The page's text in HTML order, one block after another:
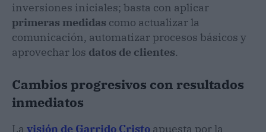
inversiones iniciales; basta con aplicar
primeras medidas como actualizar la
comunicación, automatizar procesos básicos y
aprovechar los datos de clientes.
Cambios progresivos con resultados
inmediatos
La visión de Garrido Cristo apuesta por la